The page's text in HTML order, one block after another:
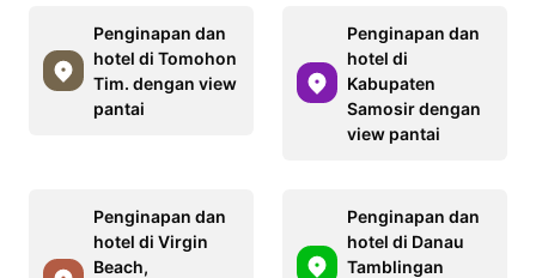
Penginapan dan
hotel di Tomohon
Tim. dengan view
pantai
Penginapan dan
hotel di
Kabupaten
Samosir dengan
view pantai
Penginapan dan
hotel di Virgin
Beach,
Penginapan dan
hotel di Danau
Tamblingan